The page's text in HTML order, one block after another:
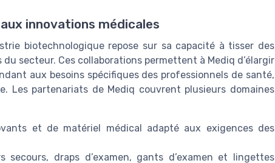
innovations médicales
biotechnologique repose sur sa capacité à tisser des
secteur. Ces collaborations permettent à Mediq d’élargir
aux besoins spécifiques des professionnels de santé,
Les partenariats de Mediq couvrent plusieurs domaines
et de matériel médical adapté aux exigences des
draps d’examen, gants d’examen et lingettes